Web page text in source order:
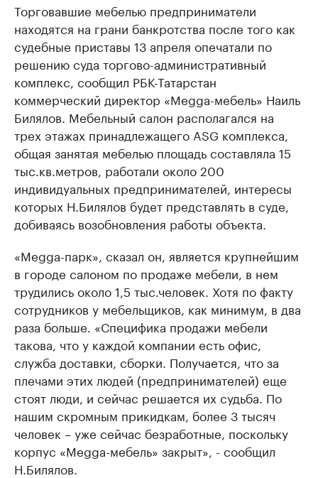
Торговавшие мебелью предприниматели
находятся на грани банкротства после того как
судебные приставы 13 апреля опечатали по
решению суда торгово-административный
комплекс, сообщил РБК-Татарстан
коммерческий директор «Megga-мебель» Наиль
Билялов. Мебельный салон располагался на
трех этажах принадлежащего ASG комплекса,
общая занятая мебелью площадь составляла 15
тыс.кв.метров, работали около 200
индивидуальных предпринимателей, интересы
которых Н.Билялов будет представлять в суде,
добиваясь возобновления работы объекта.
«Megga-парк», сказал он, является крупнейшим
в городе салоном по продаже мебели, в нем
трудились около 1,5 тыс.человек. Хотя по факту
сотрудников у мебельщиков, как минимум, в два
раза больше. «Специфика продажи мебели
такова, что у каждой компании есть офис,
служба доставки, сборки. Получается, что за
плечами этих людей (предпринимателей) еще
стоят люди, и сейчас решается их судьба. По
нашим скромным прикидкам, более 3 тысяч
человек – уже сейчас безработные, поскольку
корпус «Megga-мебель» закрыт», - сообщил
Н.Билялов.